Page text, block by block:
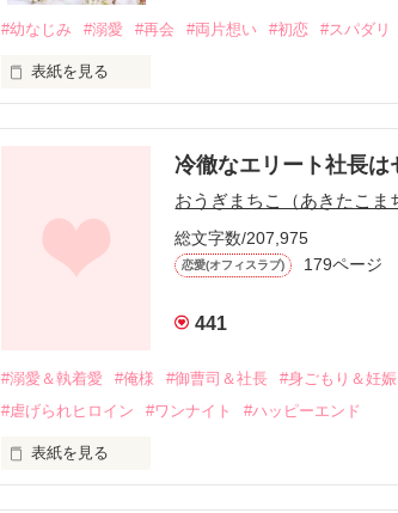
#幼なじみ #溺愛 #再会 #両片想い #初恋 #スパダリ
表紙を見る
しかし、ある出来事をきっかけに二人の関係は壊
関係修復もできないまま、美桜は両親の離婚によ
引っ越すことになり、哲平とも離れ離れになった。
そして、ひょんなことから
酔った勢いで一夜を共にしてしまった。
さらに、美桜が初めてだと知った哲平は
冷徹なエリート社長
おうぎまちこ（あきたこま
総文字数/207,975
恋愛(オフィスラブ) 179ページ
441
#溺愛＆執着愛 #俺様 #御曹司＆社長 #身ごもり＆妊娠
#虐げられヒロイン
#ワンナイト #ハッピーエンド
表紙を見る